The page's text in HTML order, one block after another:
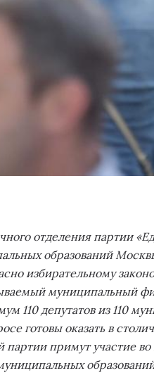
отделения партии
образований
избирательному
муниципальный
110 депутатов из 110
готовы оказать в
примут участие во